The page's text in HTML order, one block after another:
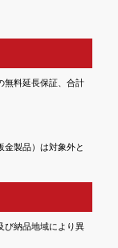
無料延長保証、合計
製品）は対象外と
び納品地域により異